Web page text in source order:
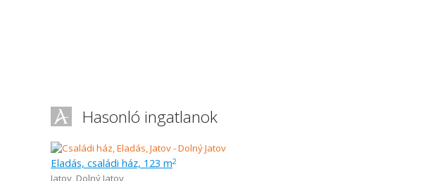
Hasonló ingatlanok
Eladás, családi ház, 123 m2
Jatov, Dolný Jatov